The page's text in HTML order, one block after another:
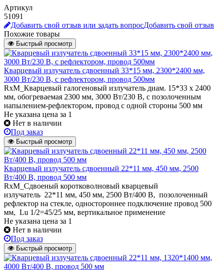
Артикул
51091
Добавить свой отзыв или задать вопросДобавить свой отзыв
Похожие товары
Быстрый просмотр
Кварцевый излучатель cдвоенный 33*15 мм, 2300*2400 мм,
3000 Вт/230 В, с рефлектором, провод 500мм
RxM_Кварцевый галогеновый излучатель диам. 15*33 х 2400
мм, обогреваемая 2300 мм, 3000 Вт/230 В, с позолоченным
напылением-рефлектором, провод с одной стороны 500 мм
Не указана цена за 1
Нет в наличии
Под заказ
Быстрый просмотр
Кварцевый излучатель cдвоенный 22*11 мм, 450 мм, 2500
Вт/400 В, провод 500 мм
RxM_Сдвоеный коротковолновый кварцевый
излучатель 22*11 мм, 450 мм, 2500 Вт/400 В, позолоченный
рефлектор на стекле, одностороннее подключение провод 500
мм, Lu 1/2=45/25 мм, вертикальное применение
Не указана цена за 1
Нет в наличии
Под заказ
Быстрый просмотр